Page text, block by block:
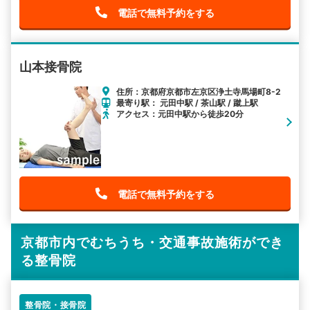
電話で無料予約をする
山本接骨院
住所：京都府京都市左京区浄土寺馬場町8-2
最寄り駅： 元田中駅 / 茶山駅 / 蹴上駅
アクセス：元田中駅から徒歩20分
電話で無料予約をする
京都市内でむちうち・交通事故施術ができ
る整骨院
整骨院・接骨院